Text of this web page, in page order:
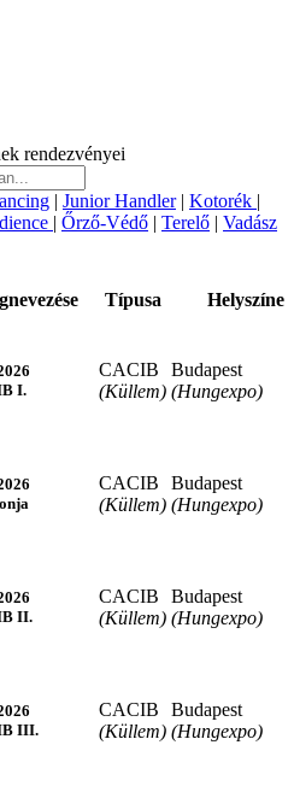
rendezvényei
| Junior Handler| Kotorék |
| Őrző-Védő | Terelő | Vadász
Típusa Helyszíne
I.
CACIB
(Küllem)
Budapest
(Hungexpo)
CACIB
(Küllem)
Budapest
(Hungexpo)
II.
CACIB
(Küllem)
Budapest
(Hungexpo)
III.
CACIB
(Küllem)
Budapest
(Hungexpo)